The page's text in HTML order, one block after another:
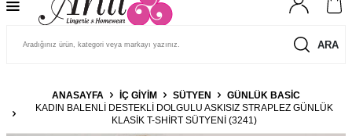
ARA
ANASAYFA İÇ GIYIM SÜTYEN
GÜNLÜK BASIC
KADIN BALENLI DESTEKLI DOLGULU ASKISIZ STRAPLEZ GÜNLÜK
KLASIK T-SHIRT SÜTYENI (3241)